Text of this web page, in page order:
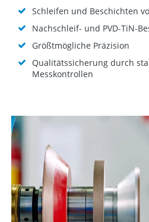
Schleifen und Beschichten
Nachschleif- und PVD-TiN-
Größtmögliche Präzision
Qualitätssicherung durch
Messkontrollen